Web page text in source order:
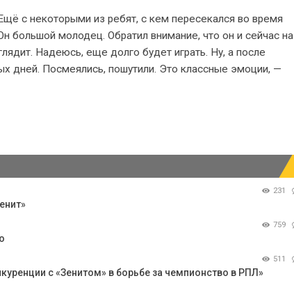
с некоторыми из ребят, с кем пересекался во время
большой молодец. Обратил внимание, что он и сейчас на
Надеюсь, еще долго будет играть. Ну, а после
дней. Посмеялись, пошутили. Это классные эмоции, —
231
759
511
с «Зенитом» в борьбе за чемпионство в РПЛ»